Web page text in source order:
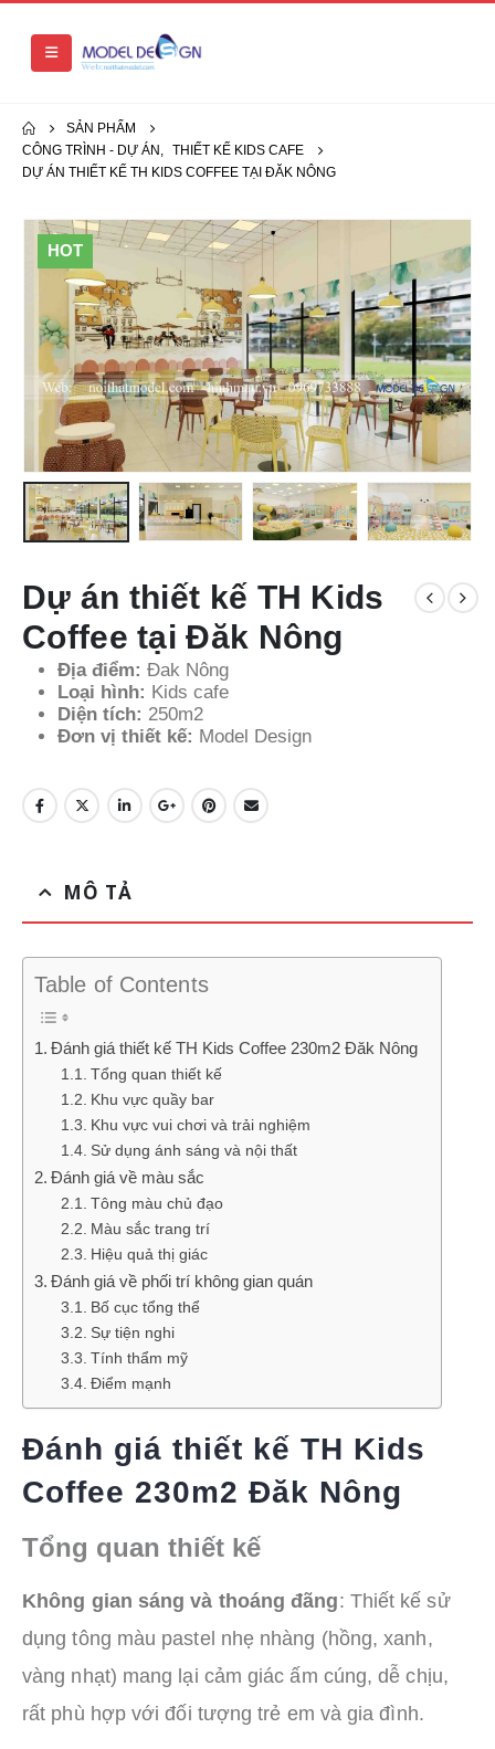
SẢN PHẨM
CÔNG TRÌNH - DỰ ÁN , THIẾT KẾ KIDS CAFE
DỰ ÁN THIẾT KẾ TH KIDS COFFEE TẠI ĐĂK NÔNG
HOT
Dự án thiết kế TH Kids
Coffee tại Đăk Nông
Địa điểm: Đak Nông
Loại hình: Kids cafe
Diện tích: 250m2
Đơn vị thiết kế: Model Design
MÔ TẢ
Table of Contents
Đánh giá thiết kế TH Kids Coffee 230m2 Đăk Nông
Tổng quan thiết kế
Khu vực quầy bar
Khu vực vui chơi và trải nghiệm
Sử dụng ánh sáng và nội thất
Đánh giá về màu sắc
Tông màu chủ đạo
Màu sắc trang trí
Hiệu quả thị giác
Đánh giá về phối trí không gian quán
Bố cục tổng thể
Sự tiện nghi
Tính thẩm mỹ
Điểm mạnh
Đánh giá thiết kế TH Kids
Coffee 230m2 Đăk Nông
Tổng quan thiết kế
Không gian sáng và thoáng đãng: Thiết kế sử
dụng tông màu pastel nhẹ nhàng (hồng, xanh,
vàng nhạt) mang lại cảm giác ấm cúng, dễ chịu,
rất phù hợp với đối tượng trẻ em và gia đình.